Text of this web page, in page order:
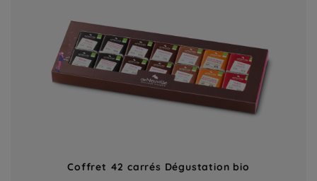
Coffret 42 carrés Dégustation bio